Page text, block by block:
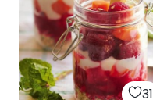
31